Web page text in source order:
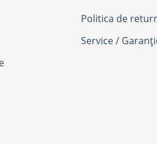
Politica de
Service /